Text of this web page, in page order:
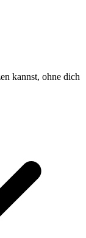
kannst, ohne dich